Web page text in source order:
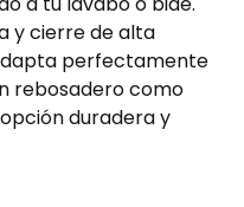
y cierre de alta
perfectamente
rebosadero como
duradera y